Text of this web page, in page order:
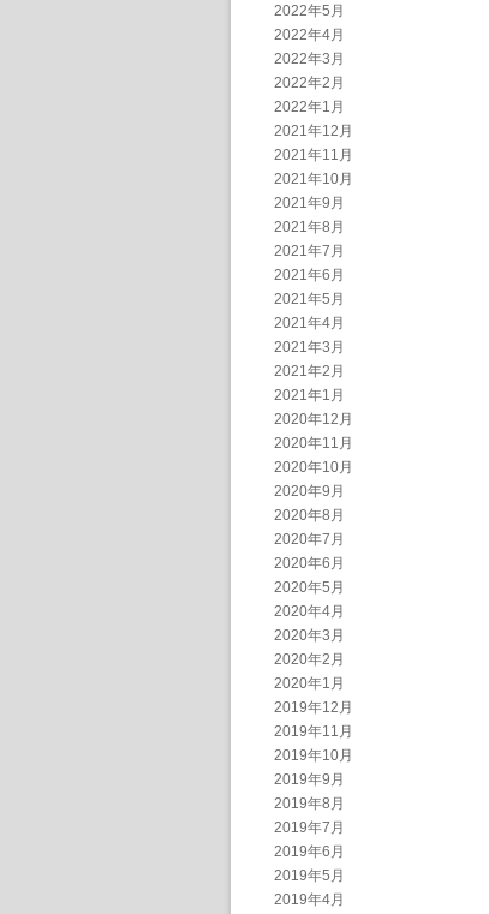
2022年5月
2022年4月
2022年3月
2022年2月
2022年1月
2021年12月
2021年11月
2021年10月
2021年9月
2021年8月
2021年7月
2021年6月
2021年5月
2021年4月
2021年3月
2021年2月
2021年1月
2020年12月
2020年11月
2020年10月
2020年9月
2020年8月
2020年7月
2020年6月
2020年5月
2020年4月
2020年3月
2020年2月
2020年1月
2019年12月
2019年11月
2019年10月
2019年9月
2019年8月
2019年7月
2019年6月
2019年5月
2019年4月